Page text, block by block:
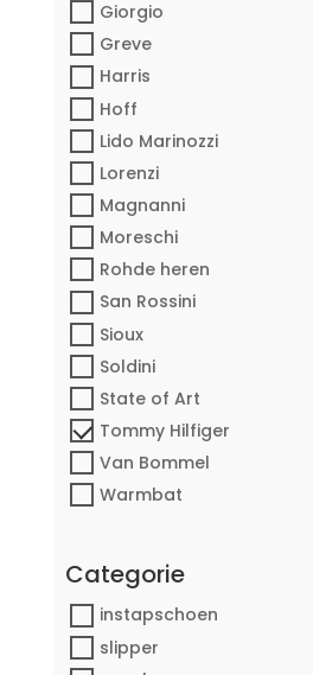
Giorgio
Greve
Harris
Hoff
Lido Marinozzi
Lorenzi
Magnanni
Moreschi
Rohde heren
San Rossini
Sioux
Soldini
State of Art
Tommy Hilfiger
Van Bommel
Warmbat
Categorie
instapschoen
slipper